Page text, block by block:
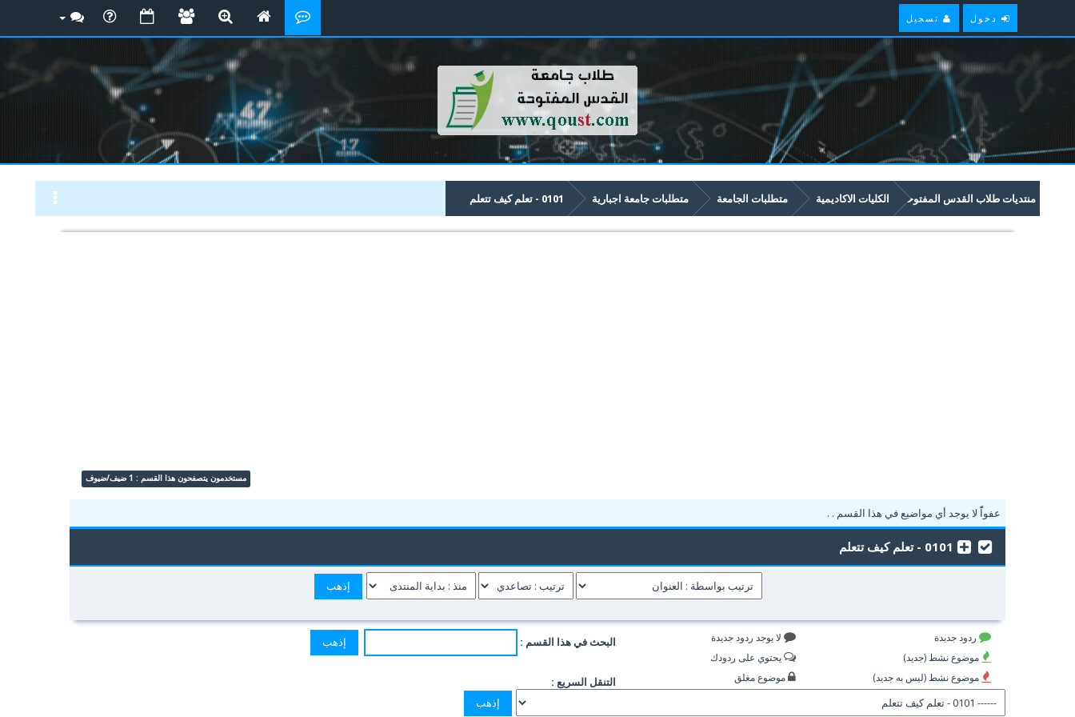
دخول تسجيل
منتديات طلاب القدس المفتوحة الكليات الاكاديمية متطلبات الجامعة متطلبات جامعة اجبارية 0101 - تعلم كيف تتعلم
مستخدمون يتصفحون هذا القسم : 1 ضيف/ضيوف
عفواًً لا يوجد أي مواضيع في هذا القسم . .
0101 - تعلم كيف تتعلم
ردود جديدة
موضوع نشط (جديد)
موضوع نشط (ليس به جديد)
لا يوجد ردود جديدة
يحتوي على ردودك
موضوع مغلق
البحث في هذا القسم :
التنقل السريع :